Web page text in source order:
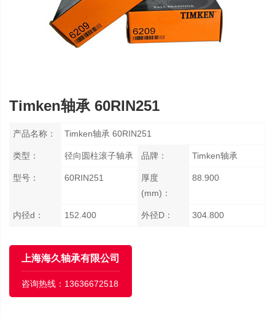
Timken轴承 60RIN251
产品名称： Timken轴承 60RIN251
类型： 径向圆柱滚子轴承 品牌： Timken轴承
型号： 60RIN251
厚度
(mm)：
88.900
内径d： 152.400 外径D： 304.800
上海海久轴承有限公司
咨询热线： 13636672518